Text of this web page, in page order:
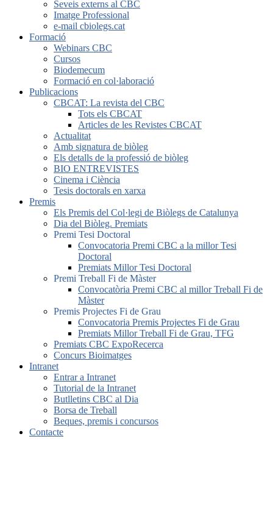
Seveis externs al CBC
Imatge Professional
e-mail cbiolegs.cat
Formació
Webinars CBC
Cursos
Biodemecum
Formació en col·laboració
Publicacions
CBCAT: La revista del CBC
Tots els CBCAT
Articles de les Revistes CBCAT
Actualitat
Amb signatura de biòleg
Els detalls de la professió de biòleg
BIO ENTREVISTES
Cinema i Ciència
Tesis doctorals en xarxa
Premis
Els Premis del Col·legi de Biòlegs de Catalunya
Dia del Biòleg. Premiats
Premi Tesi Doctoral
Convocatoria Premi CBC a la millor Tesi
Doctoral
Premiats Millor Tesi Doctoral
Premi Treball Fi de Màster
Convocatòria Premi CBC al millor Treball Fi de
Màster
Premis Projectes Fi de Grau
Convocatoria Premis Projectes Fi de Grau
Premiats Millor Treball Fi de Grau, TFG
Premiats CBC ExpoRecerca
Concurs Bioimatges
Intranet
Entrar a Intranet
Tutorial de la Intranet
Butlletins CBC al Dia
Borsa de Treball
Beques, premis i concursos
Contacte